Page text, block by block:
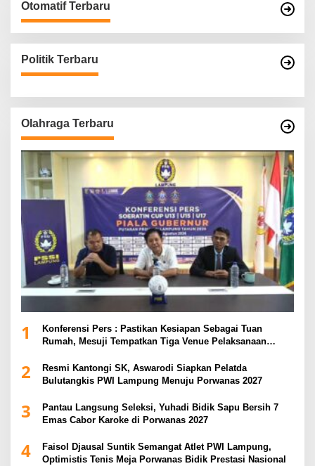
Otomatif Terbaru
Politik Terbaru
Olahraga Terbaru
1
Konferensi Pers : Pastikan Kesiapan Sebagai Tuan
Rumah, Mesuji Tempatkan Tiga Venue Pelaksanaan
2
Resmi Kantongi SK, Aswarodi Siapkan Pelatda
Bulutangkis PWI Lampung Menuju Porwanas 2027
3
Pantau Langsung Seleksi, Yuhadi Bidik Sapu Bersih 7
Emas Cabor Karoke di Porwanas 2027
4
Faisol Djausal Suntik Semangat Atlet PWI Lampung,
Optimistis Tenis Meja Porwanas Bidik Prestasi Nasional